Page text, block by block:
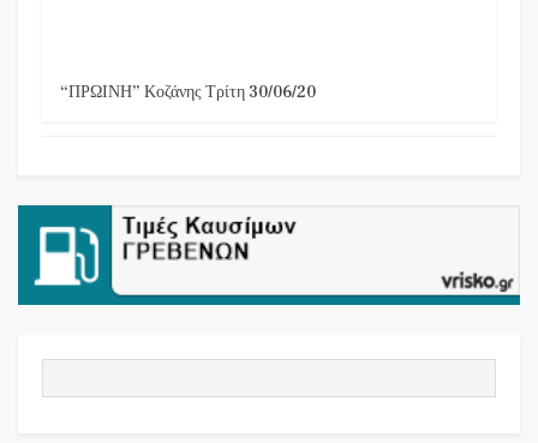
“ΠΡΩΙΝΗ” Κοζάνης Τρίτη 30/06/20